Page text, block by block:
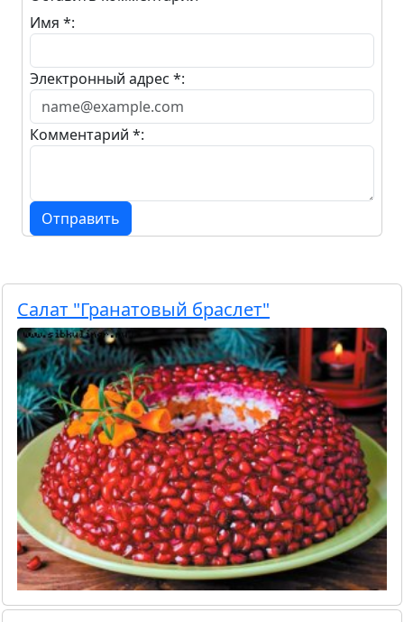
Имя *:
Электронный адрес *:
Комментарий *:
Отправить
Салат "Гранатовый браслет"